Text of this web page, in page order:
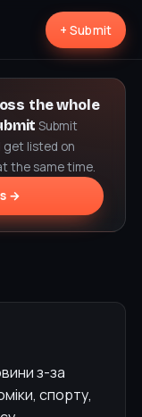
+ Submit
the whole
Submit
get listed on
the same time.
→
з-за
спорту,